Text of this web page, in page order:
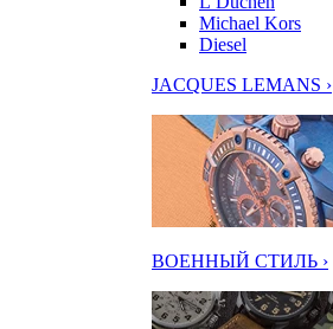
Michael Kors
Diesel
JACQUES LEMANS ›
ВОЕННЫЙ СТИЛЬ ›